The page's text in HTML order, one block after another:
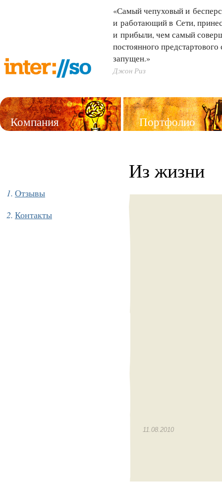
«Самый чепуховый и
и работающий в Сети,
и прибыли, чем самый
постоянного
запущен.»
Джон Риз
Компания Портфолио
Отзывы
Контакты
Из жизни
11.08.2010